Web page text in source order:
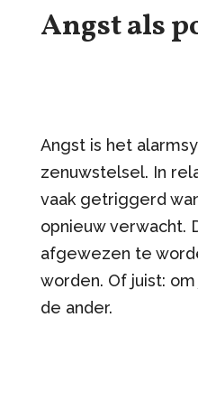
Angst als
Angst is het
zenuwstelsel. In
vaak getriggerd
opnieuw verwacht.
afgewezen te
worden. Of juist:
de ander.